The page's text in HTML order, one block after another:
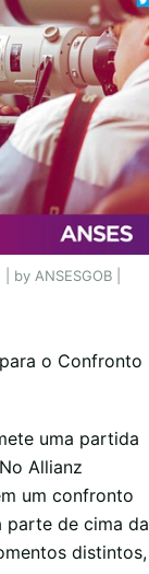
ANSESGOB |
o Confronto
uma partida
Allianz
um confronto
parte de cima da
distintos,